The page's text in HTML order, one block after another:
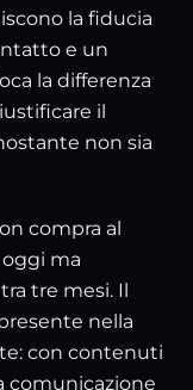
la fiducia
e un
la differenza
il
non sia
compra al
ma
tre mesi. Il
nella
con contenuti
comunicazione